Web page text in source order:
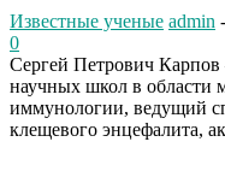
Известные ученые admin -
0
Сергей Петрович Карпов
научных школ в области
иммунологии, ведущий
клещевого энцефалита,